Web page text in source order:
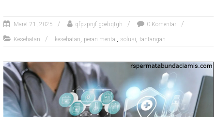
Maret 21, 2025 qfpzpnjf goebqtgh 0 Komentar
Kesehatan kesehatan, peran mental , solusi, tantangan